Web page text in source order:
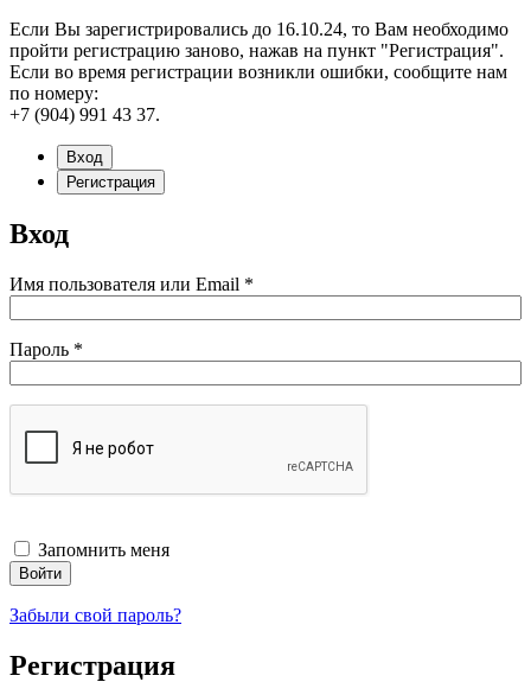
Если Вы зарегистрировались до 16.10.24, то Вам необходимо
пройти регистрацию заново, нажав на пункт "Регистрация".
Если во время регистрации возникли ошибки, сообщите нам
по номеру:
+7 (904) 991 43 37.
Вход
Регистрация
Вход
Имя пользователя или Email *
Пароль *
Запомнить меня
Войти
Забыли свой пароль?
Регистрация